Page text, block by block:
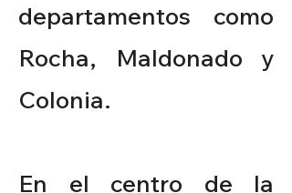
departamentos como
Rocha, Maldonado y
Colonia.
En el centro de la